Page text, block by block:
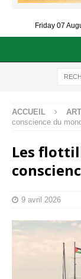
Friday 07
ACCUEIL
conscience du
Les
9 avril 2026